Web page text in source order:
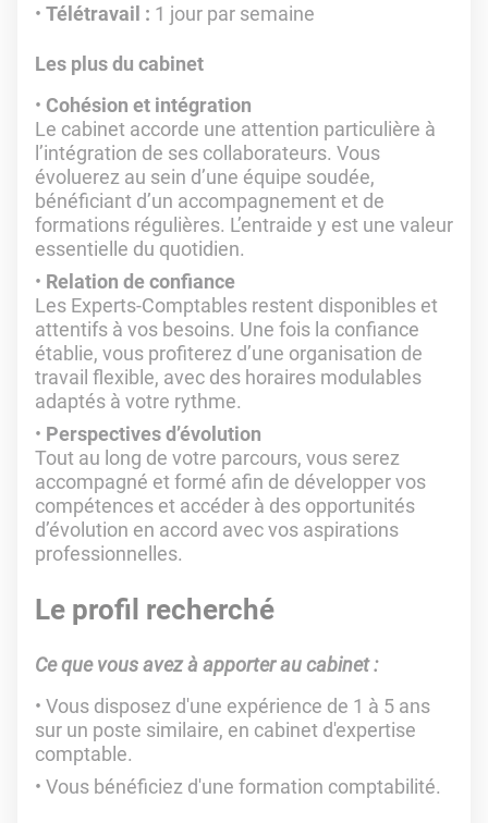
Télétravail : 1 jour par semaine
Les plus du cabinet
Cohésion et intégration
Le cabinet accorde une attention particulière à
l’intégration de ses collaborateurs. Vous
évoluerez au sein d’une équipe soudée,
bénéficiant d’un accompagnement et de
formations régulières. L’entraide y est une valeur
essentielle du quotidien.
Relation de confiance
Les Experts-Comptables restent disponibles et
attentifs à vos besoins. Une fois la confiance
établie, vous profiterez d’une organisation de
travail flexible, avec des horaires modulables
adaptés à votre rythme.
Perspectives d’évolution
Tout au long de votre parcours, vous serez
accompagné et formé afin de développer vos
compétences et accéder à des opportunités
d’évolution en accord avec vos aspirations
professionnelles.
Le profil recherché
Ce que vous avez à apporter au cabinet :
Vous disposez d'une expérience de 1 à 5 ans
sur un poste similaire, en cabinet d'expertise
comptable.
Vous bénéficiez d'une formation comptabilité.